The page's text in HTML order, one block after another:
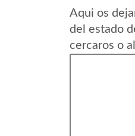
Aqui os
del estado
cercaros o